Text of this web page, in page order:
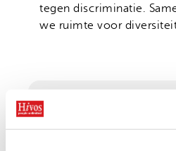
tegen discriminatie.
we ruimte voor
Ja, ik doe mee
Jaarverslag